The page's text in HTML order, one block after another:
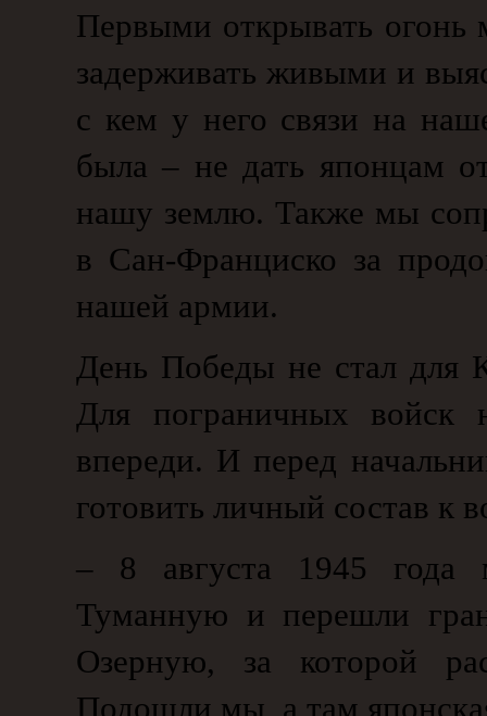
Первыми открывать
задерживать живыми и
с кем у него связи на
была – не дать японцам
нашу землю. Также мы
в Сан-Франциско за
нашей армии.
День Победы не стал для
Для пограничных
впереди. И перед
готовить личный состав к
– 8 августа 1945 года
Туманную и перешли
Озерную, за которой
Подошли мы, а там